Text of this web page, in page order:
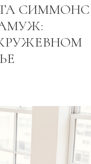
СИММОНС